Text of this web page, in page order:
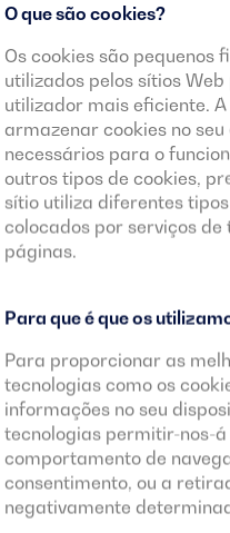
O que são cookies?
Os cookies são pequenos
utilizados pelos sítios
utilizador mais eficiente.
armazenar cookies no
necessários para o
outros tipos de cookies,
sítio utiliza diferentes
colocados por serviços
páginas.
Para que é que os
Para proporcionar as
tecnologias como os
informações no seu
tecnologias permitir-nos-
comportamento de
consentimento, ou a
negativamente